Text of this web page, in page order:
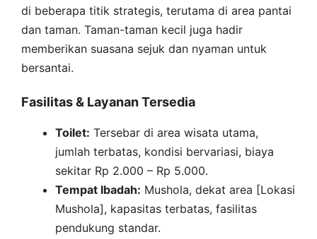
di beberapa titik strategis, terutama di area pantai
dan taman. Taman-taman kecil juga hadir
memberikan suasana sejuk dan nyaman untuk
bersantai.
Fasilitas & Layanan Tersedia
Toilet: Tersebar di area wisata utama,
jumlah terbatas, kondisi bervariasi, biaya
sekitar Rp 2.000 – Rp 5.000.
Tempat Ibadah: Mushola, dekat area [Lokasi
Mushola], kapasitas terbatas, fasilitas
pendukung standar.